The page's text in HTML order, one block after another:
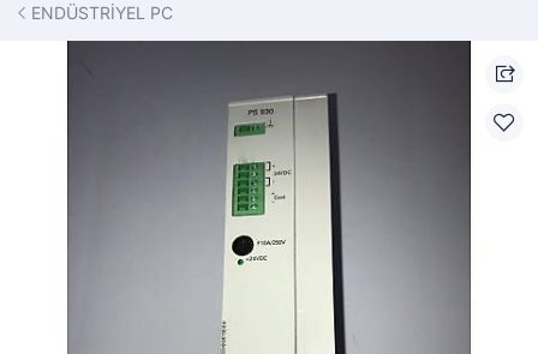
ENDÜSTRİYEL PC